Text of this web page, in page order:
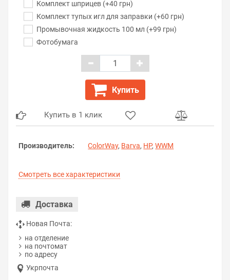
Комплект шприцев (+40 грн)
Комплект тупых игл для заправки (+60 грн)
Промывочная жидкость 100 мл (+99 грн)
Фотобумага
Купить
Купить в 1 клик
Производитель: ColorWay, Barva, HP,WWM
Смотреть все характеристики
Доставка
Новая Почта:
на отделение
на почтомат
по адресу
Укрпочта